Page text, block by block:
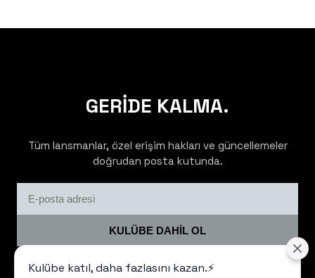
GERİDE KALMA.
Tüm lansmanlar, özel erişim hakları ve güncellemeler
doğrudan posta kutunda.
KULÜBE DAHİL OL
Sadece gerekli olduğunda iletişim kurarız. Spam yok, disiplin
Kulübe katıl, daha fazlasını kazan.⚡️